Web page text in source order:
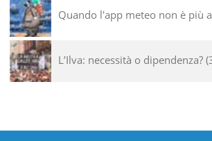
Quando l'app meteo non è più
L’Ilva: necessità o dipendenza?